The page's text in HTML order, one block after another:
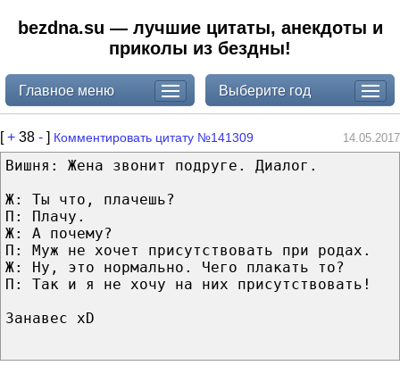
bezdna.su — лучшие цитаты, анекдоты и
приколы из бездны!
Главное меню Выберите год
[+ 38 - ] Комментировать цитату №141309 14.05.2017
Вишня: Жена звонит подруге. Диалог.
Ж: Ты что, плачешь?
П: Плачу.
Ж: А почему?
П: Муж не хочет присутствовать при родах.
Ж: Ну, это нормально. Чего плакать то?
П: Так и я не хочу на них присутствовать!
Занавес xD